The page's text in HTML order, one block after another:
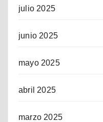
julio 2025
junio 2025
mayo 2025
abril 2025
marzo 2025